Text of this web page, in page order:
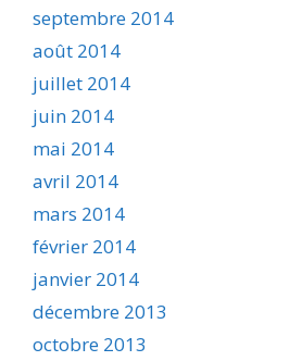
septembre 2014
août 2014
juillet 2014
juin 2014
mai 2014
avril 2014
mars 2014
février 2014
janvier 2014
décembre 2013
octobre 2013